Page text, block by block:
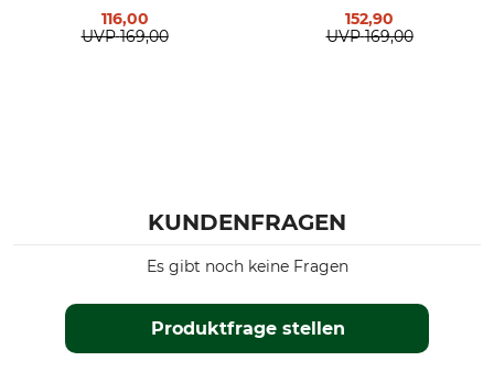
116,00
UVP 169,00
152,90
UVP 169,00
KUNDENFRAGEN
Produktfrage stellen
Es gibt noch keine Fragen